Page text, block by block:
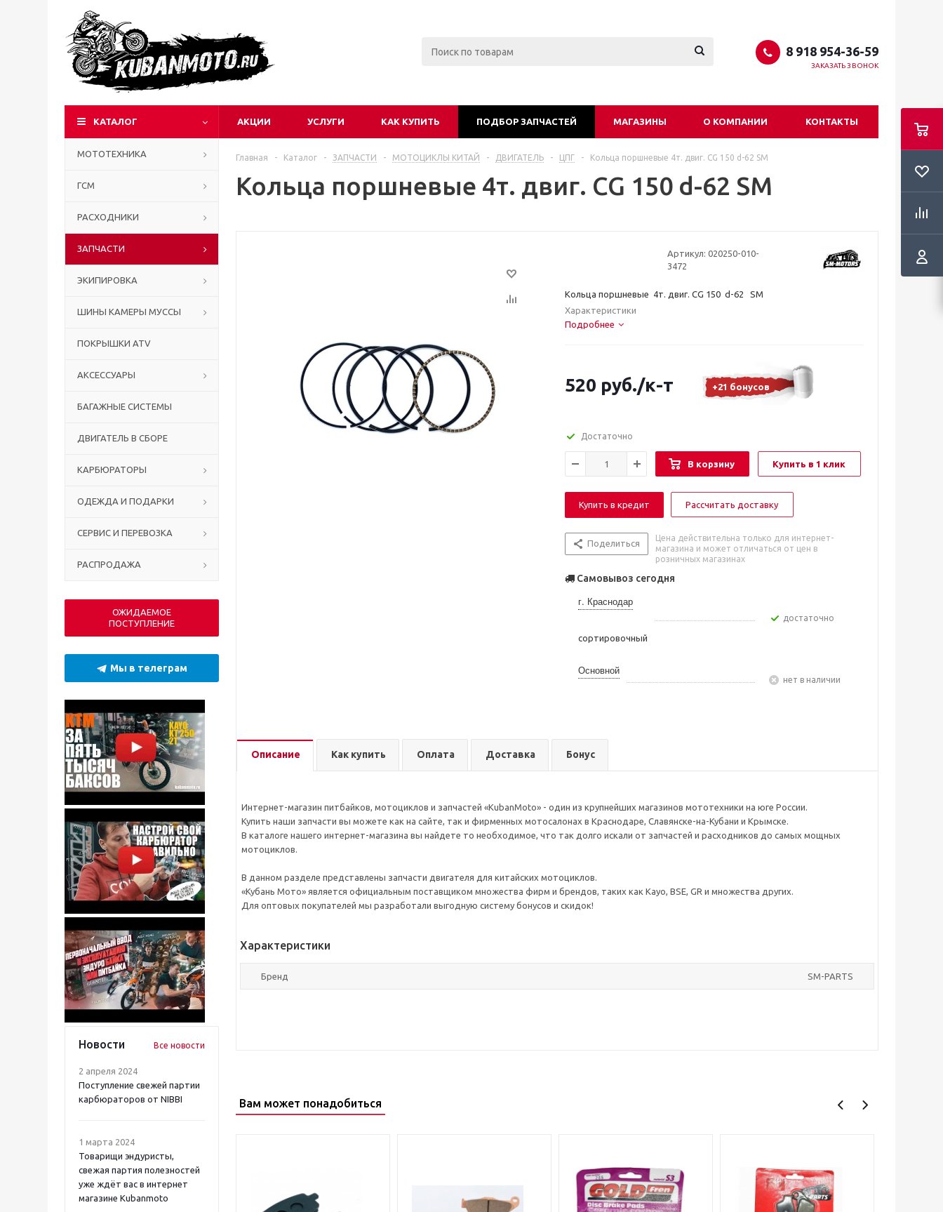
8 918 954-36-59
ЗАКАЗАТЬ ЗВОНОК
КАТАЛОГ АКЦИИ УСЛУГИ КАК КУПИТЬ ПОДБОР ЗАПЧАСТЕЙ МАГАЗИНЫ О КОМПАНИИ КОНТАКТЫ
МОТОТЕХНИКА
ГСМ
РАСХОДНИКИ
ЗАПЧАСТИ
ЭКИПИРОВКА
ШИНЫ КАМЕРЫ МУССЫ
ПОКРЫШКИ ATV
АКСЕССУАРЫ
БАГАЖНЫЕ СИСТЕМЫ
ДВИГАТЕЛЬ В СБОРЕ
КАРБЮРАТОРЫ
ОДЕЖДА И ПОДАРКИ
СЕРВИС И ПЕРЕВОЗКА
РАСПРОДАЖА
ОЖИДАЕМОЕ
ПОСТУПЛЕНИЕ
Мы в телеграм
Новости Все новости
2 апреля 2024
Поступление свежей партии
карбюраторов от NIBBI
1 марта 2024
Товарищи эндуристы,
свежая партия полезностей
уже ждёт вас в интернет
магазине Kubanmoto
Главная - Каталог - ЗАПЧАСТИ - МОТОЦИКЛЫ КИТАЙ - ДВИГАТЕЛЬ - ЦПГ - Кольца поршневые 4т. двиг. CG 150 d-62 SM
Кольца поршневые 4т. двиг. CG 150 d-62 SM
Артикул: 020250-010-
3472
Кольца поршневые 4т. двиг. CG 150 d-62 SM
Характеристики
Подробнее
520 руб./к-т +21 бонусов
Достаточно
В корзину Купить в 1 клик
Купить в кредит Рассчитать доставку
Поделиться
Цена действительна только для интернет-
магазина и может отличаться от цен в
розничных магазинах
Самовывоз сегодня
г. Краснодар
сортировочный
Достаточно
Основной
Нет в наличии
Описание Как купить Оплата Доставка Бонус
Интернет-магазин питбайков, мотоциклов и запчастей «KubanMoto» - один из крупнейших магазинов мототехники на юге России.
Купить наши запчасти вы можете как на сайте, так и фирменных мотосалонах в Краснодаре, Славянске-на-Кубани и Крымске.
В каталоге нашего интернет-магазина вы найдете то необходимое, что так долго искали от запчастей и расходников до самых мощных
мотоциклов.
В данном разделе представлены запчасти двигателя для китайских мотоциклов.
«Кубань Мото» является официальным поставщиком множества фирм и брендов, таких как Kayo, BSE, GR и множества других.
Для оптовых покупателей мы разработали выгодную систему бонусов и скидок!
Характеристики
Бренд SM-PARTS
Вам может понадобиться